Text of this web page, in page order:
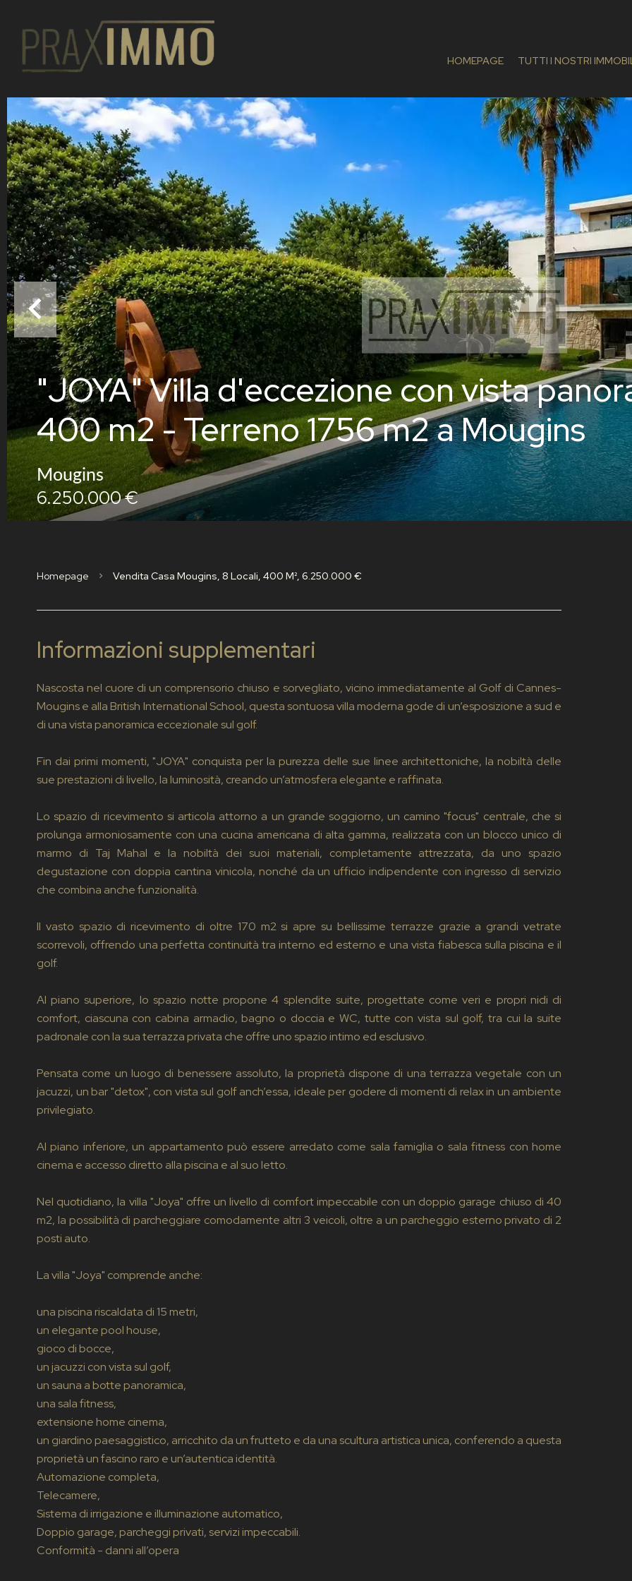
HOMEPAGE TUTTI I NOSTRI
"JOYA" Villa d'eccezione con vista
400 m2 - Terreno 1756 m2 a Mougins
Mougins
6.250.000 €
Homepage Vendita Casa Mougins, 8 Locali, 400 M², 6.250.000 €
Informazioni supplementari
Nascosta nel cuore di un comprensorio chiuso e sorvegliato, vicino immediatamente al Golf di Cannes-
Mougins e alla British International School, questa sontuosa villa moderna gode di un’esposizione a sud e
di una vista panoramica eccezionale sul golf.
Fin dai primi momenti, "JOYA" conquista per la purezza delle sue linee architettoniche, la nobiltà delle
sue prestazioni di livello, la luminosità, creando un’atmosfera elegante e raffinata.
Lo spazio di ricevimento si articola attorno a un grande soggiorno, un camino "focus" centrale, che si
prolunga armoniosamente con una cucina americana di alta gamma, realizzata con un blocco unico di
marmo di Taj Mahal e la nobiltà dei suoi materiali, completamente attrezzata, da uno spazio
degustazione con doppia cantina vinicola, nonché da un ufficio indipendente con ingresso di servizio
che combina anche funzionalità.
Il vasto spazio di ricevimento di oltre 170 m2 si apre su bellissime terrazze grazie a grandi vetrate
scorrevoli, offrendo una perfetta continuità tra interno ed esterno e una vista fiabesca sulla piscina e il
golf.
Al piano superiore, lo spazio notte propone 4 splendite suite, progettate come veri e propri nidi di
comfort, ciascuna con cabina armadio, bagno o doccia e WC, tutte con vista sul golf, tra cui la suite
padronale con la sua terrazza privata che offre uno spazio intimo ed esclusivo.
Pensata come un luogo di benessere assoluto, la proprietà dispone di una terrazza vegetale con un
jacuzzi, un bar "detox", con vista sul golf anch’essa, ideale per godere di momenti di relax in un ambiente
privilegiato.
Al piano inferiore, un appartamento può essere arredato come sala famiglia o sala fitness con home
cinema e accesso diretto alla piscina e al suo letto.
Nel quotidiano, la villa "Joya" offre un livello di comfort impeccabile con un doppio garage chiuso di 40
m2, la possibilità di parcheggiare comodamente altri 3 veicoli, oltre a un parcheggio esterno privato di 2
posti auto.
La villa "Joya" comprende anche:
una piscina riscaldata di 15 metri,
un elegante pool house,
gioco di bocce,
un jacuzzi con vista sul golf,
un sauna a botte panoramica,
una sala fitness,
extensione home cinema,
un giardino paesaggistico, arricchito da un frutteto e da una scultura artistica unica, conferendo a questa
proprietà un fascino raro e un’autentica identità.
Automazione completa,
Telecamere,
Sistema di irrigazione e illuminazione automatico,
Doppio garage, parcheggi privati, servizi impeccabili.
Conformità - danni all’opera